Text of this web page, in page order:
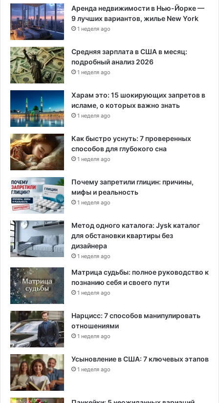
и
н
а
н
с
о
в
о
м
о
д
н
а
о
н
е
п
г
р
а
н
ч
н
о
г
о
к
р
и
з
и
с
а
Аренда недвижимости в Нью-Йорке —
9 лучших вариантов, жилье New York
1 неделя ago
Средняя зарплата в США в месяц:
подробный анализ 2026
1 неделя ago
Харам это: 15 шокирующих запретов в
исламе, о которых важно знать
1 неделя ago
Как быстро уснуть: 7 проверенных
способов для глубокого сна
1 неделя ago
Почему запретили глицин: причины,
мифы и реальность
1 неделя ago
Метод одного каталога: Jysk каталог
для обстановки квартиры без
дизайнера
1 неделя ago
Матрица судьбы: полное руководство к
познанию себя и своего пути
1 неделя ago
Нарцисс: 7 способов манипулировать
отношениями
1 неделя ago
Усыновление в США: 7 ключевых этапов
1 неделя ago